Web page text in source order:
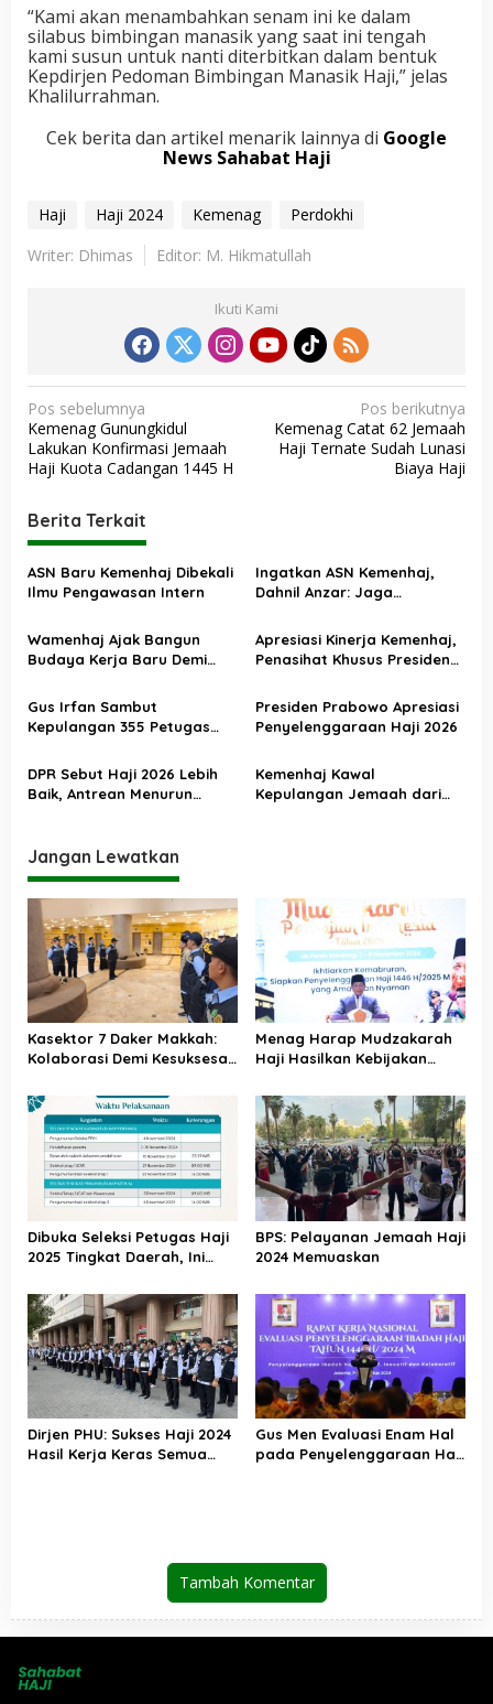
“Kami akan menambahkan senam ini ke dalam
silabus bimbingan manasik yang saat ini tengah
kami susun untuk nanti diterbitkan dalam bentuk
Kepdirjen Pedoman Bimbingan Manasik Haji,” jelas
Khalilurrahman.
Cek berita dan artikel menarik lainnya di Google
News Sahabat Haji
Haji Haji 2024 Kemenag
Perdokhi
Writer: Dhimas
Editor: M. Hikmatullah
Ikuti Kami
N
a
v
g
a
s
p
s
Pos sebelumnya
Kemenag Gunungkidul
Lakukan Konfirmasi Jemaah
Haji Kuota Cadangan 1445 H
Pos berikutnya
Kemenag Catat 62 Jemaah
Haji Ternate Sudah Lunasi
Biaya Haji
Berita Terkait
ASN Baru Kemenhaj Dibekali
Ilmu Pengawasan Intern
Ingatkan ASN Kemenhaj,
Dahnil Anzar: Jaga
Menjadikan Jemaah
sebagai Komoditas
Wamenhaj Ajak Bangun
Budaya Kerja Baru Demi
Jemaah
Apresiasi Kinerja Kemenhaj,
Penasihat Khusus Presiden
Penyelenggaraan Haji
Berjalan Baik
Gus Irfan Sambut
Kepulangan 355 Petugas
Presiden Prabowo Apresiasi
Penyelenggaraan Haji 2026
DPR Sebut Haji 2026 Lebih
Baik, Antrean Menurun
Kemenhaj Kawal
Kepulangan Jemaah dari
Jangan Lewatkan
Kasektor 7 Daker Makkah:
Kolaborasi Demi Kesuksesan
Menag Harap Mudzakarah
Haji Hasilkan Kebijakan
Dibuka Seleksi Petugas Haji
2025 Tingkat Daerah, Ini
Tahapannya
BPS: Pelayanan Jemaah Haji
2024 Memuaskan
Dirjen PHU: Sukses Haji 2024
Hasil Kerja Keras Semua
Gus Men Evaluasi Enam Hal
pada Penyelenggaraan Haji
Tambah Komentar